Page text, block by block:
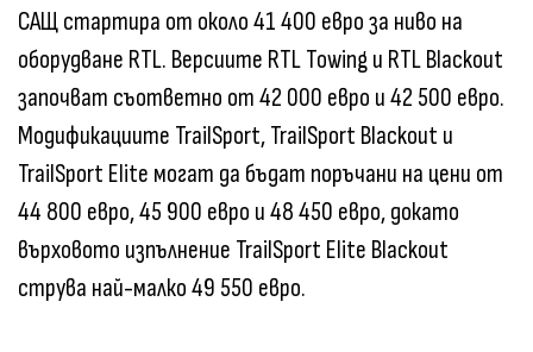
САЩ стартира от около 41 400 евро за ниво на
оборудване RTL. Версиите RTL Towing и RTL Blackout
започват съответно от 42 000 евро и 42 500 евро.
Модификациите TrailSport, TrailSport Blackout и
TrailSport Elite могат да бъдат поръчани на цени от
44 800 евро, 45 900 евро и 48 450 евро, докато
върховото изпълнение TrailSport Elite Blackout
струва най-малко 49 550 евро.